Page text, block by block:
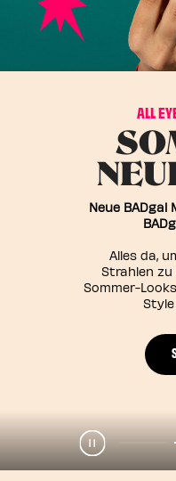
ALL
Neue BADgal
Alles da,
Strahlen
Sommer-
Play
Pause